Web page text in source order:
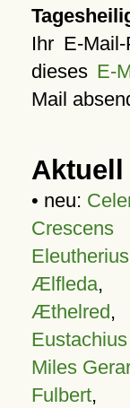
Ihr E-
dieses E-
Mail
Aktuell
• neu:
Crescens
Eleutherius
Ælfleda,
Æthelred,
Miles
Fulbert,